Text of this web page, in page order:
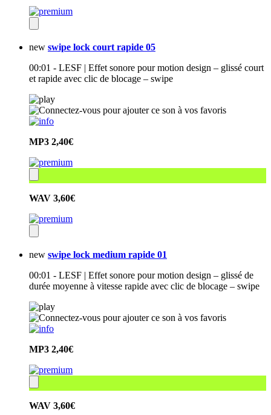
new swipe lock court rapide 05
00:01 - LESF | Effet sonore pour motion design – glissé court
et rapide avec clic de blocage – swipe
MP3 2,40€
WAV 3,60€
new swipe lock medium rapide 01
00:01 - LESF | Effet sonore pour motion design – glissé de
durée moyenne à vitesse rapide avec clic de blocage – swipe
MP3 2,40€
WAV 3,60€